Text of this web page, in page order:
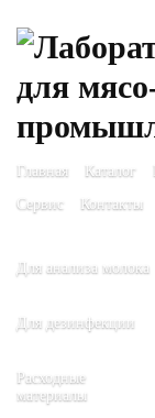
Главная Каталог
Сервис
Контакты
Для анализа молока
Для дезинфекции
Расходные
материалы